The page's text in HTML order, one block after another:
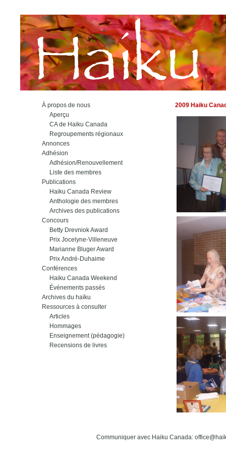
À propos de nous
Aperçu
CA de Haiku Canada
Regroupements régionaux
Annonces
Adhésion
Adhésion/Renouvellement
Liste des membres
Publications
Haiku Canada Review
Anthologie des membres
Archives des publications
Concours
Betty Drevniok Award
Prix Jocelyne-Villeneuve
Marianne Bluger Award
Prix André-Duhaime
Conférences
Haiku Canada Weekend
Événements passés
Archives du haïku
Ressources à consulter
Articles
Hommages
Enseignement (pédagogie)
Recensions de livres
2009 Haiku
Communiquer avec Haiku Canada: